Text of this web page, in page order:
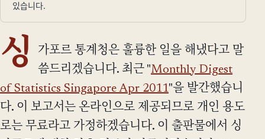
있습니다.
싱
가포르 통계청은 훌륭한 일을 해냈다고 말
씀드리겠습니다. 최근 "Monthly Digest
of Statistics Singapore Apr 2011"을 발간했습니
다. 이 보고서는 온라인으로 제공되므로 개인 용도
로는 무료라고 가정하겠습니다. 이 출판물에서 싱